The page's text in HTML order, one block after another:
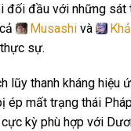
đối đầu với những
Musashi và
sự.
thanh kháng hiệu
mất trạng thái
kỳ phù hợp với